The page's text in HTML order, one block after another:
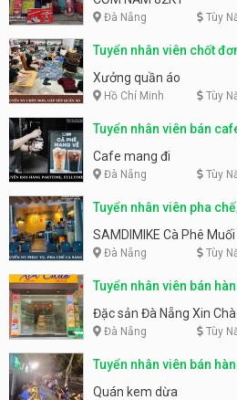
Đà Nẵng Tùy
Tuyển nhân viên chốt
Xưởng quần áo
Hồ Chí Minh Tùy
Tuyển nhân viên bán
Cafe mang đi
Đà Nẵng Tùy
Tuyển nhân viên pha
SAMDIMIKE Cà Phê Muối
Đà Nẵng Tùy
Tuyển nhân viên bán
Nẵng
Đặc sản Đà Nẵng Xin
Đà Nẵng Tùy
Tuyển nhân viên bán
Quán kem dừa